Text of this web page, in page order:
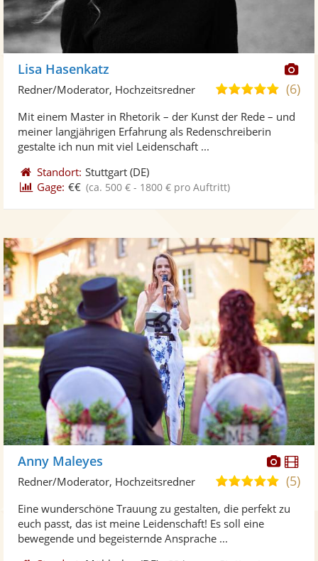
Lisa Hasenkatz
5,0
5
(6)
Redner/Moderator, Hochzeitsredner
Mit einem Master in Rhetorik – der Kunst der Rede – und
meiner langjährigen Erfahrung als Redenschreiberin
gestalte ich nun mit viel Leidenschaft ...
Standort: Stuttgart (DE)
Gage: €€ (ca. 500 € - 1800 € pro Auftritt)
Fotos
Anny Maleyes
5,0
5
(5)
Redner/Moderator, Hochzeitsredner
Eine wunderschöne Trauung zu gestalten, die perfekt zu
euch passt, das ist meine Leidenschaft! Es soll eine
bewegende und begeisternde Ansprache ...